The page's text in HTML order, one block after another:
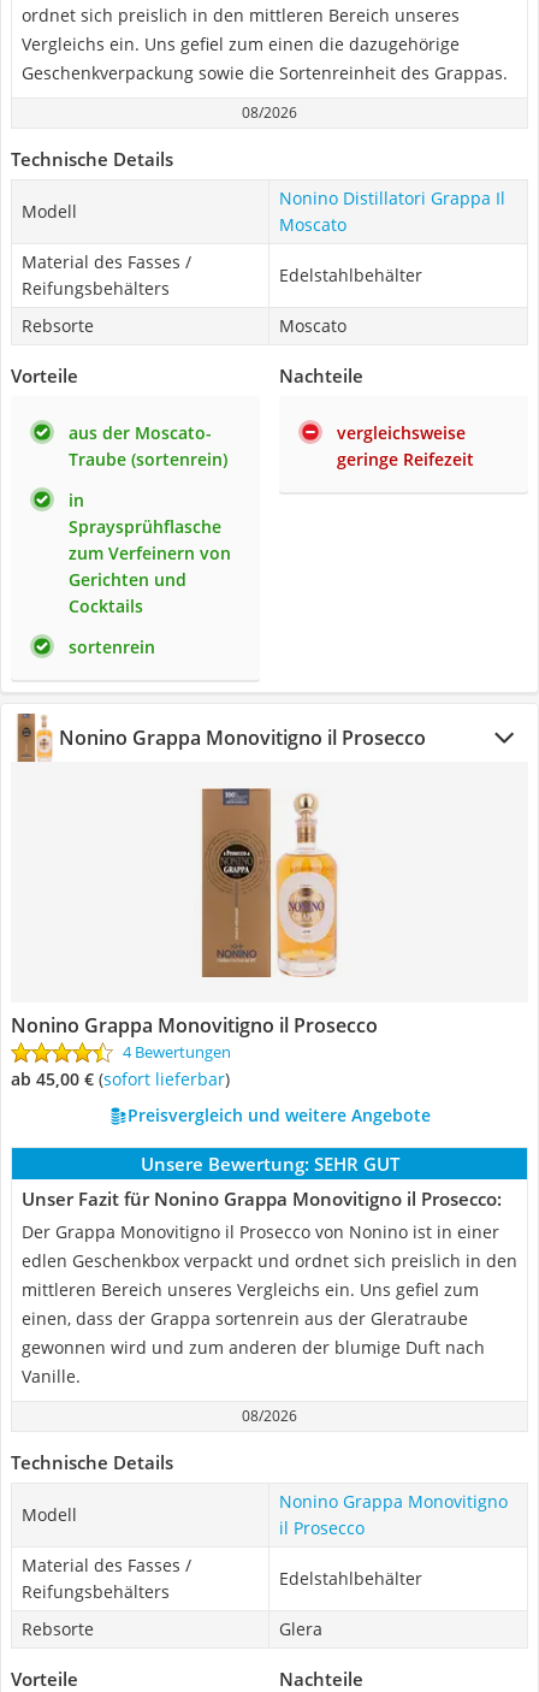
ordnet sich preislich in den mittleren Bereich unseres
Vergleichs ein. Uns gefiel zum einen die dazugehörige
Geschenkverpackung sowie die Sortenreinheit des Grappas.
08/2026
Technische Details
Modell
Nonino Distillatori Grappa Il
Moscato
Material des Fasses /
Reifungsbehälters
Edelstahlbehälter
Rebsorte Moscato
Vorteile
aus der Moscato-
Traube (sortenrein)
in
Spraysprühflasche
zum Verfeinern von
Gerichten und
Cocktails
sortenrein
Nachteile
vergleichsweise
geringe Reifezeit
Nonino Grappa Monovitigno il Prosecco
Nonino Grappa Monovitigno il Prosecco
4 Bewertungen
ab 45,00 € ( Sofort lieferbar)
Preisvergleich und weitere Angebote
Unsere Bewertung: SEHR GUT
Unser Fazit für Nonino Grappa Monovitigno il Prosecco:
Der Grappa Monovitigno il Prosecco von Nonino ist in einer
edlen Geschenkbox verpackt und ordnet sich preislich in den
mittleren Bereich unseres Vergleichs ein. Uns gefiel zum
einen, dass der Grappa sortenrein aus der Gleratraube
gewonnen wird und zum anderen der blumige Duft nach
Vanille.
08/2026
Technische Details
Modell
Nonino Grappa Monovitigno
il Prosecco
Material des Fasses /
Reifungsbehälters
Edelstahlbehälter
Rebsorte Glera
Vorteile Nachteile